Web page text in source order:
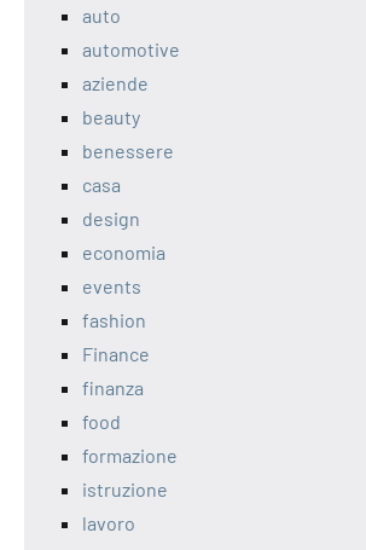
auto
automotive
aziende
beauty
benessere
casa
design
economia
events
fashion
Finance
finanza
food
formazione
istruzione
lavoro